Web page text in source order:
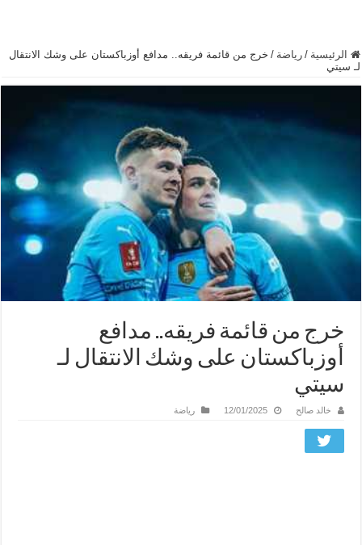
الرئيسية / رياضة / خرج من قائمة فريقه.. مدافع أوزباكستان على وشك الانتقال
لـ سيتي
خرج من قائمة فريقه.. مدافع
أوزباكستان على وشك الانتقال لـ
سيتي
خالد صالح 12/01/2025 رياضة